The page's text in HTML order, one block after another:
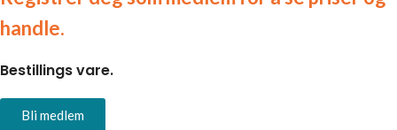
handle.
Bestillings vare.
Bli medlem